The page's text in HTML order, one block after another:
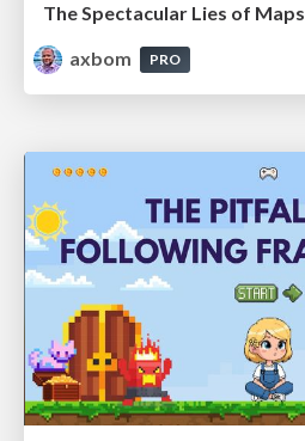
The Spectacular Lies of Maps
axbom
PRO